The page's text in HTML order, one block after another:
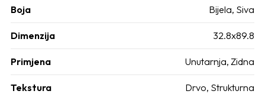
Boja Bijela, Siva
Dimenzija 32.8x89.8
Primjena Unutarnja, Zidna
Tekstura Drvo, Strukturna